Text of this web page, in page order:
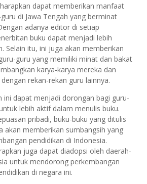
dapat memberikan manfaat
di Jawa Tengah yang berminat
adanya editor di setiap
buku dapat menjadi lebih
Selain itu, ini juga akan memberikan
guru yang memiliki minat dan bakat
karya-karya mereka dan
rekan-rekan guru lainnya.
ini dapat menjadi dorongan bagi guru-
lebih aktif dalam menulis buku.
pribadi, buku-buku yang ditulis
akan memberikan sumbangsih yang
pendidikan di Indonesia.
juga dapat diadopsi oleh daerah-
untuk mendorong perkembangan
di negara ini.